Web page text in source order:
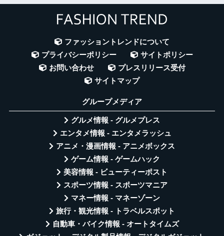
ファッショントレンドについて
プライバシーポリシー
サイトポリシー
お問い合わせ
プレスリリース受付
サイトマップ
グループメディア
グルメ情報 - グルメプレス
エンタメ情報 - エンタメラッシュ
アニメ・漫画情報 - アニメボックス
ゲーム情報 - ゲームハック
美容情報 - ビューティーポスト
スポーツ情報 - スポーツマニア
マネー情報 - マネーゾーン
旅行・観光情報 - トラベルスポット
自動車・バイク情報 - オートタイムズ